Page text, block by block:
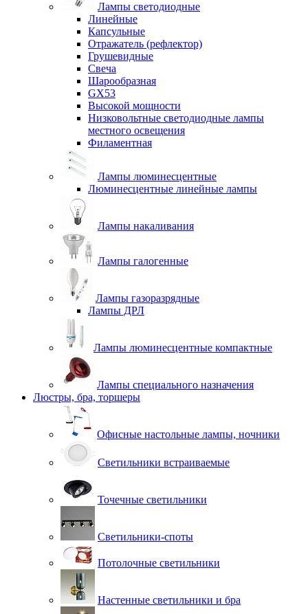
Лампы светодиодные
Линейные
Капсульные
Отражатель (рефлектор)
Грушевидные
Свеча
Шарообразная
GX53
Высокой мощности
Низковольтные светодиодные лампы
местного освещения
Филаментная
Лампы люминесцентные
Люминесцентные линейные лампы
Лампы накаливания
Лампы галогенные
Лампы газоразрядные
Лампы ДРЛ
Лампы люминесцентные компактные
Лампы специального назначения
Люстры, бра, торшеры
Офисные настольные лампы, ночники
Светильники встраиваемые
Точечные светильники
Светильники-споты
Потолочные светильники
Настенные светильники и бра